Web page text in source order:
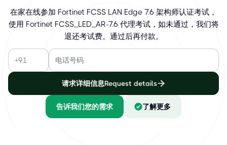
在家在线参加 Fortinet FCSS LAN Edge 7.6 架构师认证考试，
使用 Fortinet FCSS_LED_AR-7.6 代理考试，如未通过，我们将
退还考试费。通过后再付款。
请求详细信息Request details
告诉我们您的需求 了解更多